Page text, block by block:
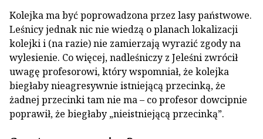
Kolejka ma być poprowadzona przez lasy państwowe.
Leśnicy jednak nic nie wiedzą o planach lokalizacji
kolejki i (na razie) nie zamierzają wyrazić zgody na
wylesienie. Co więcej, nadleśniczy z Jeleśni zwrócił
uwagę profesorowi, który wspomniał, że kolejka
biegłaby nieagresywnie istniejącą przecinką, że
żadnej przecinki tam nie ma – co profesor dowcipnie
poprawił, że biegłaby „nieistniejącą przecinką”.